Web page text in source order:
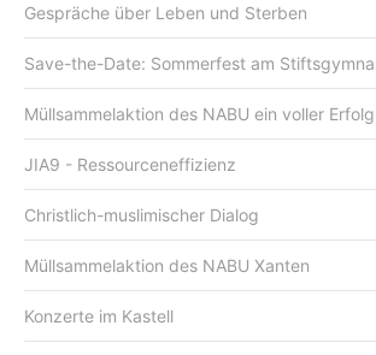
Gespräche über Leben und Sterben
Save-the-Date: Sommerfest am
Müllsammelaktion des NABU ein voller Erfolg
JIA9 - Ressourceneffizienz
Christlich-muslimischer Dialog
Müllsammelaktion des NABU Xanten
Konzerte im Kastell